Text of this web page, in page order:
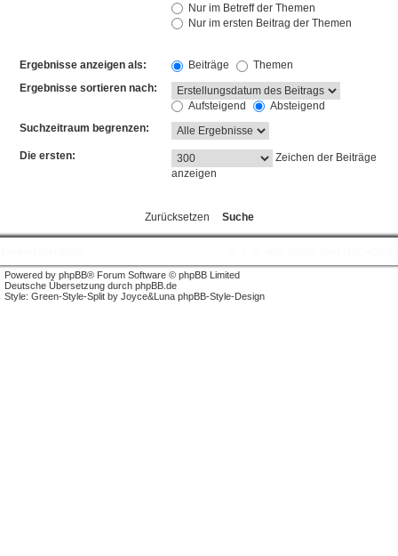
Nur im Betreff der Themen
Nur im ersten Beitrag der Themen
Ergebnisse anzeigen als: Beiträge
Themen
Ergebnisse sortieren nach:
Aufsteigend
Absteigend
Suchzeitraum begrenzen:
Die ersten:
Zeichen der Beiträge
anzeigen
Powered by phpBB® Forum Software © phpBB Limited
Deutsche Übersetzung durch phpBB.de
Style: Green-Style-Split by Joyce&Luna phpBB-Style-Design